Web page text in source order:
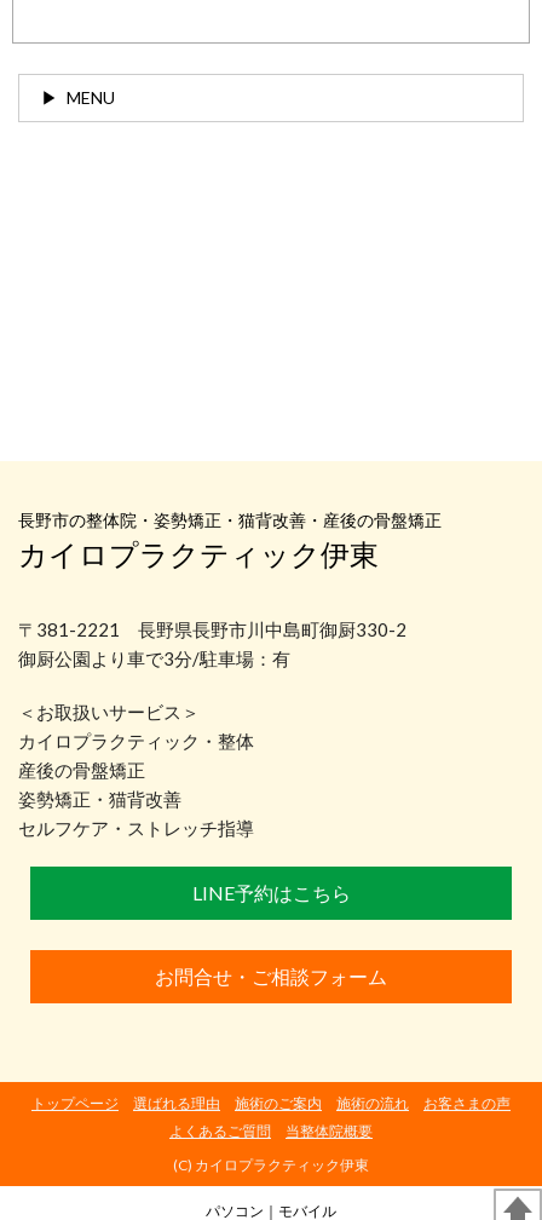
MENU
長野市の整体院・姿勢矯正・猫背改善・産後の骨盤矯正
カイロプラクティック伊東
〒381-2221 長野県長野市川中島町御厨330-2
御厨公園より車で3分/駐車場：有
＜お取扱いサービス＞
カイロプラクティック・整体
産後の骨盤矯正
姿勢矯正・猫背改善
セルフケア・ストレッチ指導
LINE予約はこちら
お問合せ・ご相談フォーム
(C) カイロプラクティック伊東
トップページ 選ばれる理由 施術のご案内 施術の流れ
お客さまの声
よくあるご質問
当整体院概要
パソコン ｜モバイル